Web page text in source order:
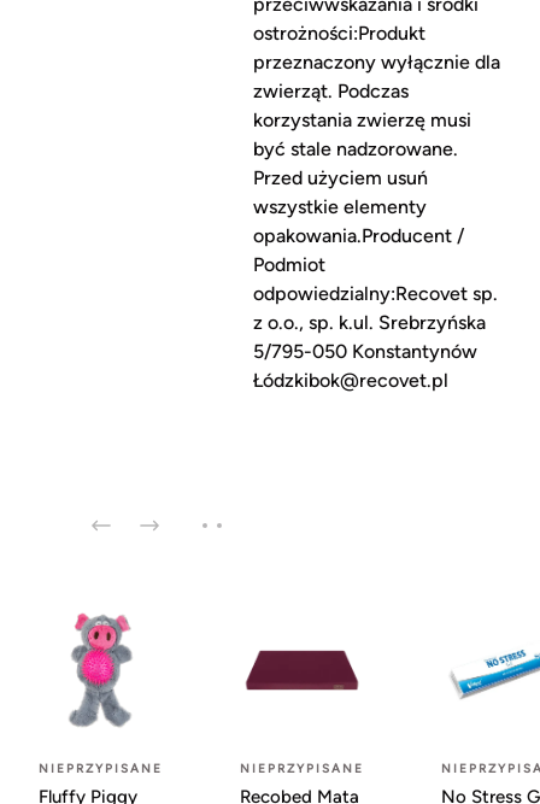
przeciwwskazania i środki
ostrożności:Produkt
przeznaczony wyłącznie dla
zwierząt. Podczas
korzystania zwierzę musi
być stale nadzorowane.
Przed użyciem usuń
wszystkie elementy
opakowania.Producent /
Podmiot
odpowiedzialny:Recovet sp.
z o.o., sp. k.ul. Srebrzyńska
5/795-050 Konstantynów
Łódzkibok@recovet.pl
NIEPRZYPISANE
Fluffy Piggy
NIEPRZYPISANE
Recobed Mata No Stress